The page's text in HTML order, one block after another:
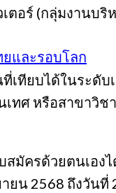
และรอบโลก
ตอร์ (กลุ่มงานบริ
ยบได้ในระดับ
ทศ หรือสาขาวิช
มัครด้วยตนเอง
น 2568 ถึงวันที่